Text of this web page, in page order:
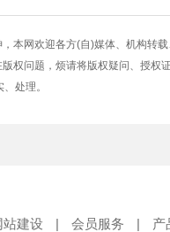
，本网欢迎各方(自)媒体、机构转
权问题，烦请将版权疑问、授权
处理。
站建设 | 会员服务 | 产